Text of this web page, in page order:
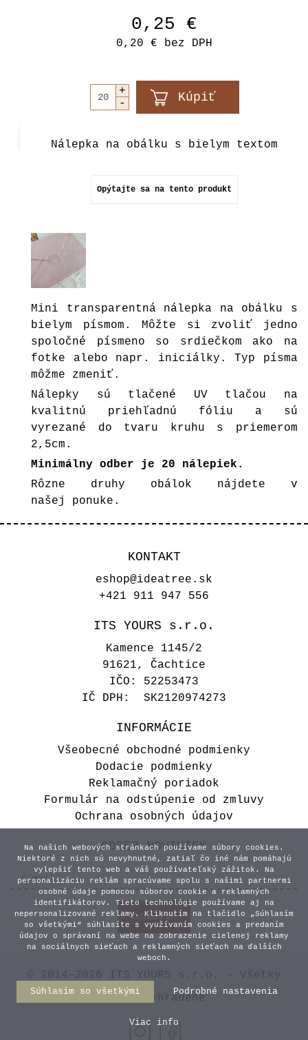
0,25 €
0,20 € bez DPH
Nálepka na obálku s bielym textom
Opýtajte sa na tento produkt
Mini transparentná nálepka na obálku s
bielym písmom. Môžte si zvoliť jedno
spoločné písmeno so srdiečkom ako na
fotke alebo napr. iniciálky. Typ písma
môžme zmeniť.
Nálepky sú tlačené UV tlačou na
kvalitnú priehľadnú fóliu a sú
vyrezané do tvaru kruhu s priemerom
2,5cm.
Minimálny odber je 20 nálepiek.
Rôzne druhy obálok nájdete v
našej ponuke .
KONTAKT
eshop@ideatree.sk
+421 911 947 556
ITS YOURS s.r.o.
Kamence 1145/2
91621, Čachtice
IČO: 52253473
IČ DPH: SK2120974273
INFORMÁCIE
Všeobecné obchodné podmienky
Dodacie podmienky
Reklamačný poriadok
Formulár na odstúpenie od zmluvy
Ochrana osobných údajov
ODBER NOVINIEK
práva vyhradené
Na našich webových stránkach používame súbory cookies.
Niektoré z nich sú nevyhnutné, zatiaľ čo iné nám pomáhajú
vylepšiť tento web a váš používateľský zážitok. Na
personalizáciu reklám spracúvame spolu s našimi partnermi
osobné údaje pomocou súborov cookie a reklamných
identifikátorov. Tieto technológie používame aj na
nepersonalizované reklamy. Kliknutím na tlačidlo „Súhlasím
so všetkými“ súhlasíte s využívaním cookies a predaním
údajov o správaní na webe na zobrazenie cielenej reklamy
na sociálnych sieťach a reklamných sieťach na ďalších
weboch.
Súhlasím so všetkými Podrobné nastavenia
Viac info